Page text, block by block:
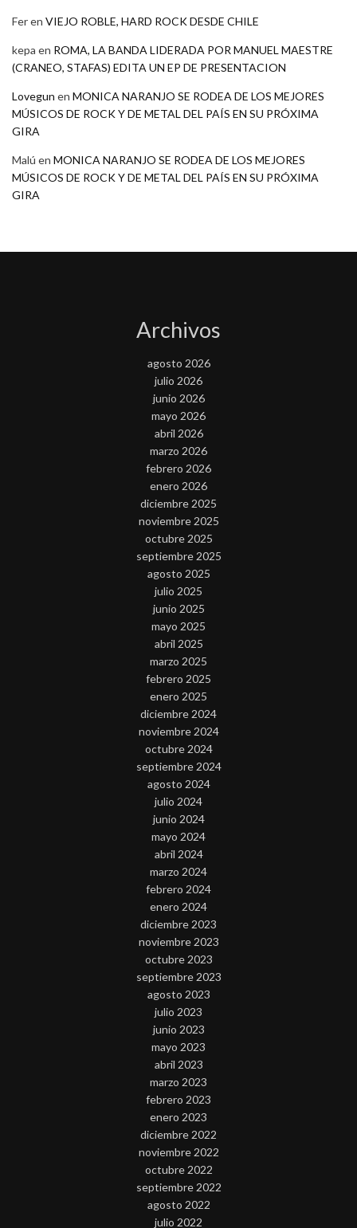
Feren VIEJO ROBLE, HARD ROCK DESDE CHILE
kepa en ROMA, LA BANDA LIDERADA POR MANUEL MAESTRE
(CRANEO, STAFAS) EDITA UN EP DE PRESENTACION
Lovegun en MONICA NARANJO SE RODEA DE LOS MEJORES
MÚSICOS DE ROCK Y DE METAL DEL PAÍS EN SU PRÓXIMA
GIRA
Malú en MONICA NARANJO SE RODEA DE LOS MEJORES
MÚSICOS DE ROCK Y DE METAL DEL PAÍS EN SU PRÓXIMA
GIRA
Archivos
agosto 2026
julio 2026
junio 2026
mayo 2026
abril 2026
marzo 2026
febrero 2026
enero 2026
diciembre 2025
noviembre 2025
octubre 2025
septiembre 2025
agosto 2025
julio 2025
junio 2025
mayo 2025
abril 2025
marzo 2025
febrero 2025
enero 2025
diciembre 2024
noviembre 2024
octubre 2024
septiembre 2024
agosto 2024
julio 2024
junio 2024
mayo 2024
abril 2024
marzo 2024
febrero 2024
enero 2024
diciembre 2023
noviembre 2023
octubre 2023
septiembre 2023
agosto 2023
julio 2023
junio 2023
mayo 2023
abril 2023
marzo 2023
febrero 2023
enero 2023
diciembre 2022
noviembre 2022
octubre 2022
septiembre 2022
agosto 2022
julio 2022